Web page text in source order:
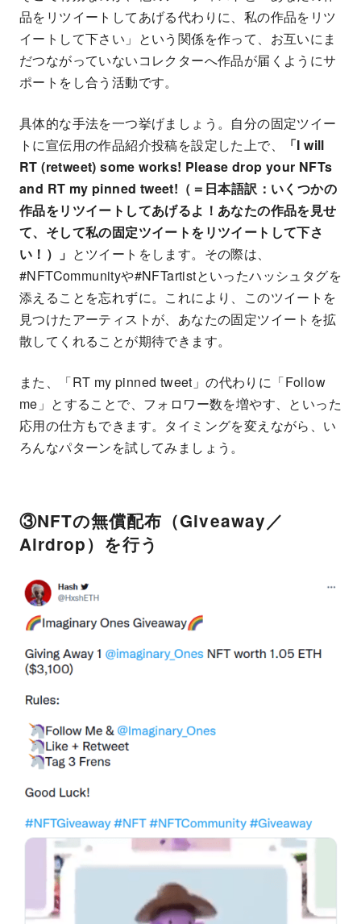
品をリツイートしてあげる代わりに、私の作品をリツ
イートして下さい」という関係を作って、お互いにま
だつながっていないコレクターへ作品が届くようにサ
ポートをし合う活動です。
具体的な手法を一つ挙げましょう。自分の固定ツイー
トに宣伝用の作品紹介投稿を設定した上で、
「I will
RT (retweet) some works! Please drop your NFTs
and RT my pinned tweet!（＝日本語訳：いくつかの
作品をリツイートしてあげるよ！あなたの作品を見せ
て、そして私の固定ツイートをリツイートして下さ
い！）」 とツイートをします。その際は、
#NFTCommunityや#NFTartistといったハッシュタグを
添えることを忘れずに。これにより、このツイートを
見つけたアーティストが、あなたの固定ツイートを拡
散してくれることが期待できます。
また、「RT my pinned tweet」の代わりに「Follow
me」とすることで、フォロワー数を増やす、といった
応用の仕方もできます。タイミングを変えながら、い
ろんなパターンを試してみましょう。
③NFTの無償配布（Giveaway／
Airdrop）を行う